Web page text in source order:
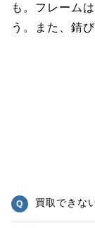
も。フレーム
う。また、錆
買取できな